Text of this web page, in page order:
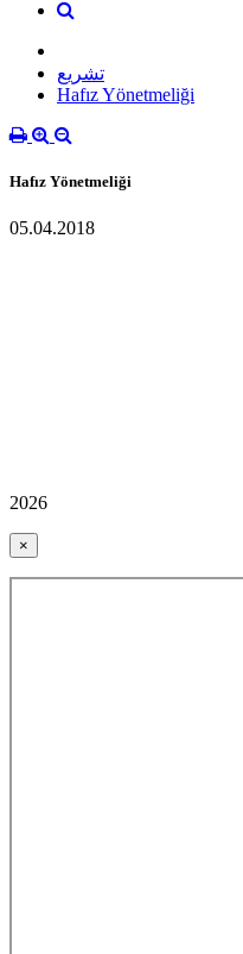
تشريع
Hafız Yönetmeliği
Hafız Yönetmeliği
05.04.2018
2026
×